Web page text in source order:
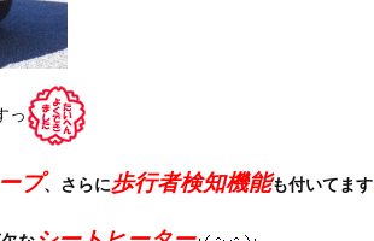
っ
プ、さらに歩行者検知機能も付いてます